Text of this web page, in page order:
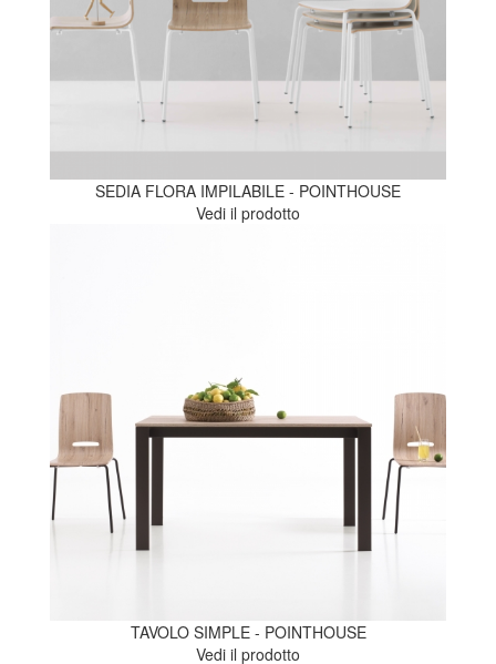
SEDIA FLORA IMPILABILE - POINTHOUSE
Vedi il prodotto
TAVOLO SIMPLE - POINTHOUSE
Vedi il prodotto